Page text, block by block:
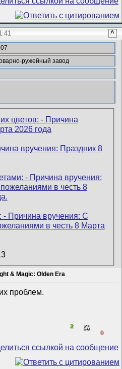
^
ружейный завод
& Magic: Olden Era
проблем.
2 ⚖️
0